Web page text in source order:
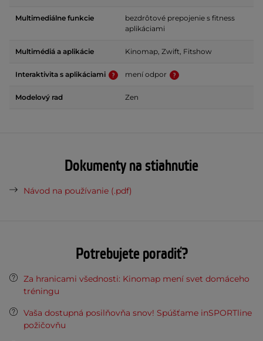
Multimediálne funkcie
bezdrôtové prepojenie s fitness
aplikáciami
Multimédiá a aplikácie Kinomap, Zwift, Fitshow
Interaktivita s aplikáciami mení odpor
Modelový rad Zen
Dokumenty na stiahnutie
Návod na používanie (.pdf)
Potrebujete poradiť?
Za hranicami všednosti: Kinomap mení svet domáceho
tréningu
Vaša dostupná posilňovňa snov! Spúšťame inSPORTline
požičovňu